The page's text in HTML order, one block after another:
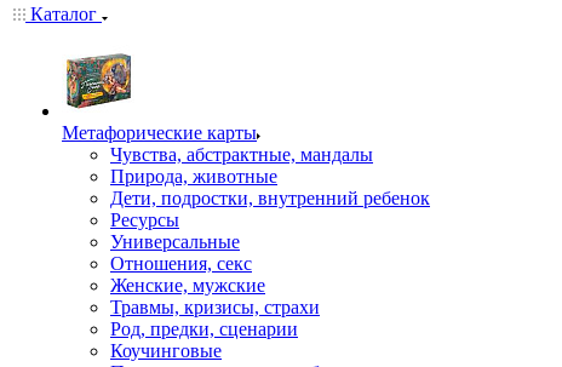
Каталог
Mетафорические карты
Чувства, абстрактные, мандалы
Природа, животные
Дети, подростки, внутренний ребенок
Ресурсы
Универсальные
Отношения, секс
Женские, мужские
Травмы, кризисы, страхи
Род, предки, сценарии
Коучинговые